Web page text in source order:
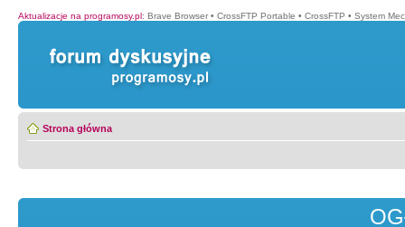
Aktualizacje na programosy.pl: Brave Browser • CrossFTP Portable • CrossFTP • System
Strona główna